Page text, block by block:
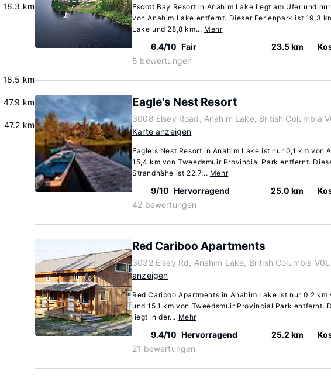
18.3 km
18.5 km
47.9 km
47.2 km
Escott Bay Resort in Anahim Lake liegt am Ufer und
von Anahim Lake entfernt. Dieser Ferienpark ist 19,3
Lake und 28,8 km... Mehr
6.4/10 Fair
5 bewertungen
23.5 km
Eagle's Nest Resort
3008 Elsey Road, Anahim Lake, British Columbia
Karte anzeigen
Eagle's Nest Resort in Anahim Lake ist nur 0,1 km von
15,4 km von Tweedsmuir Provincial Park entfernt.
Strandnähe ist 22,7... Mehr
9/10 Hervorragend
42 bewertungen
25.0 km
Red Cariboo Apartments
3032 Elsey Rd, Anahim Lake, British Columbia
anzeigen
Red Cariboo Apartments in Anahim Lake ist nur 0,2 km
und 15,1 km von Tweedsmuir Provincial Park entfernt.
liegt in der... Mehr
9.4/10 Hervorragend
21 bewertungen
25.2 km